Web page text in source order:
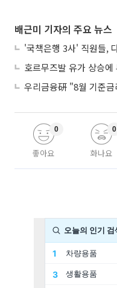
배근미 기자의 주요 뉴스
좋아요
0
화나요
0